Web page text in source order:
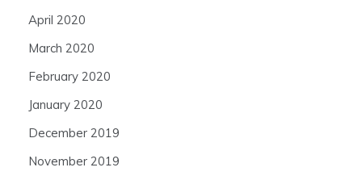
April 2020
March 2020
February 2020
January 2020
December 2019
November 2019